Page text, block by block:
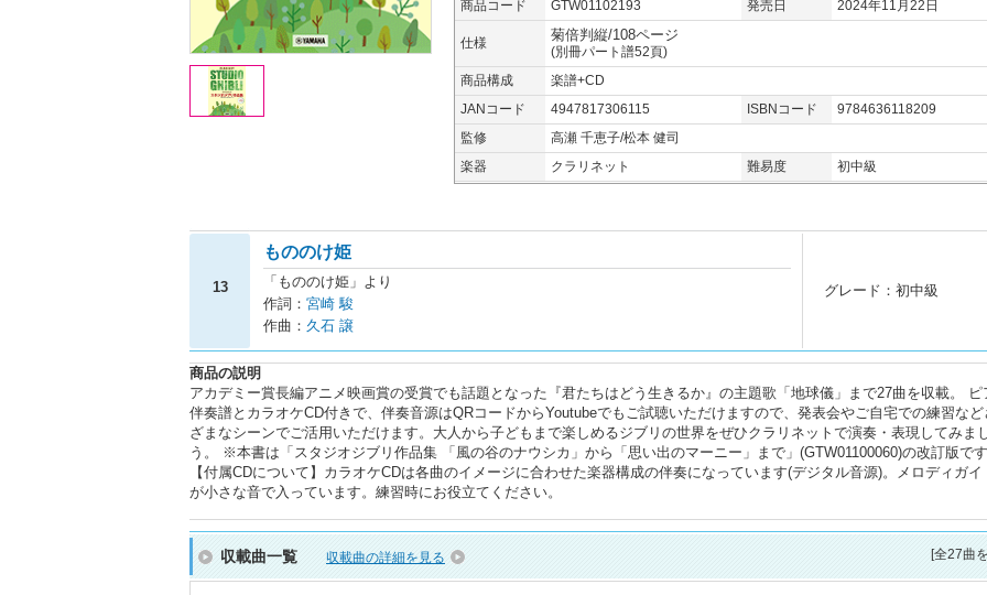
商品コード GTW01102193 発売日 2024年11月22日
仕様 菊倍判縦/108ページ
(別冊パート譜52頁)
商品構成
楽譜+CD
JANコード
4947817306115 ISBNコード
9784636118209
監修
高瀬 千恵子/松本 健司
楽器
クラリネット 難易度 初中級
13
もののけ姫
「もののけ姫」より
作詞： 宮崎 駿
作曲： 久石 譲
グレード：初中級
商品の説明
アカデミー賞長編アニメ映画賞の受賞でも話題となった『君たちはどう生きるか』の主題歌「地球儀」まで27曲を収載。 ピ
伴奏譜とカラオケCD付きで、伴奏音源はQRコードからYoutubeでもご試聴いただけますので、発表会やご自宅での練習など
ざまなシーンでご活用いただけます。大人から子どもまで楽しめるジブリの世界をぜひクラリネットで演奏・表現してみま
う。 ※本書は「スタジオジブリ作品集 「風の谷のナウシカ」から「思い出のマーニー」まで」(GTW01100060)の改訂版で
【付属CDについて】カラオケCDは各曲のイメージに合わせた楽器構成の伴奏になっています(デジタル音源)。メロディガイ
が小さな音で入っています。練習時にお役立てください。
収載曲一覧 収載曲の詳細を見る [全27曲